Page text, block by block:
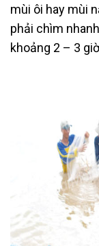
mùi ôi hay mùi
phải chìm
khoảng 2 – 3